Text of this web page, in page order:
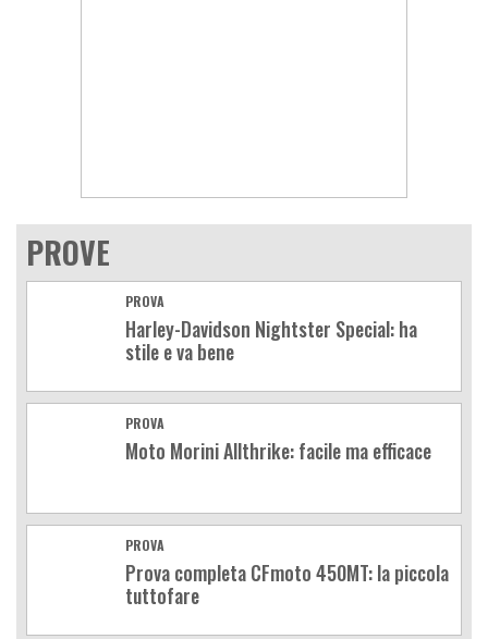
PROVE
PROVA
Harley-Davidson Nightster Special: ha
stile e va bene
PROVA
Moto Morini Allthrike: facile ma efficace
PROVA
Prova completa CFmoto 450MT: la piccola
tuttofare